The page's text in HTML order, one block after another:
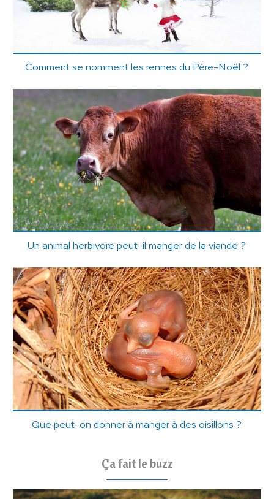
Comment se nomment les rennes du Père-Noël ?
Un animal herbivore peut-il manger de la viande ?
Que peut-on donner à manger à des oisillons ?
Ça fait le buzz